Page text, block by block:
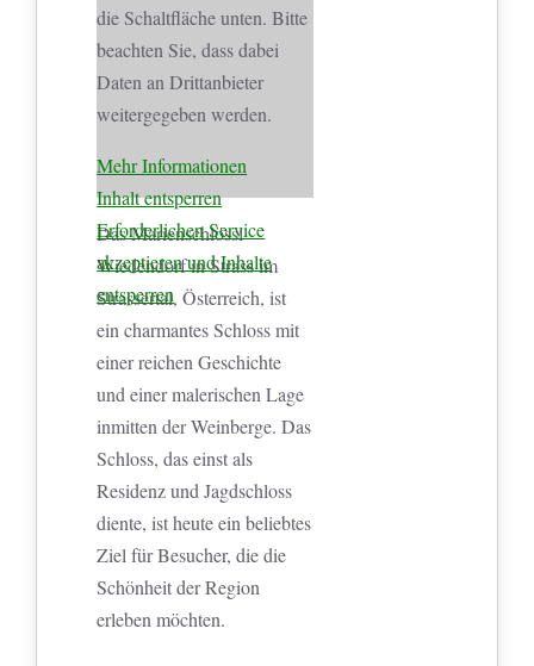
die Schaltfläche unten. Bitte
beachten Sie, dass dabei
Daten an Drittanbieter
weitergegeben werden.
Mehr Informationen
Inhalt entsperren
Erforderlichen Service
akzeptieren und Inhalte
entsperren
Das Marienschlössl
Wiedendorf in Strass im
Strassertal, Österreich, ist
ein charmantes Schloss mit
einer reichen Geschichte
und einer malerischen Lage
inmitten der Weinberge. Das
Schloss, das einst als
Residenz und Jagdschloss
diente, ist heute ein beliebtes
Ziel für Besucher, die die
Schönheit der Region
erleben möchten.